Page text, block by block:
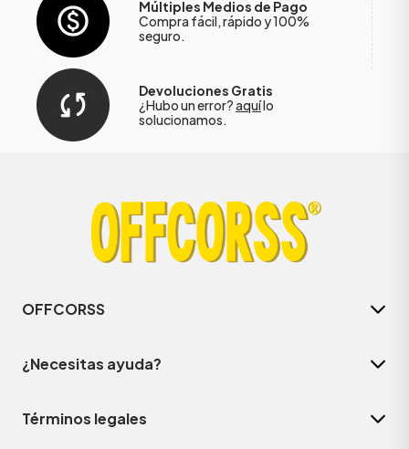
Múltiples Medios de Pago
Compra fácil, rápido y 100%
seguro.
Devoluciones Gratis
¿Hubo un error?aquílo
solucionamos.
OFFCORSS
¿Necesitas ayuda?
Términos legales